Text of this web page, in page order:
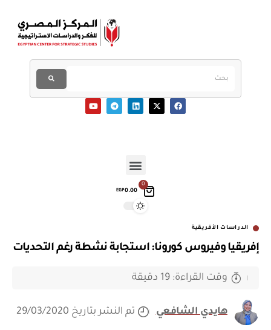
0
EGP0.00
الدراسات الأفريقية
إفريقيا وفيروس كورونا: استجابة نشطة رغم التحديات
هايدي الشافعي تم النشر بتاريخ 29/03/2020
وقت القراءة: 19 دقيقة